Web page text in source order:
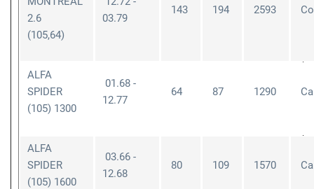
2.6
(105,64)
03.79
143 194 2593
ALFA
SPIDER
(105) 1300
01.68 -
12.77
64 87 1290
ALFA
SPIDER
(105) 1600
03.66 -
12.68
80 109 1570